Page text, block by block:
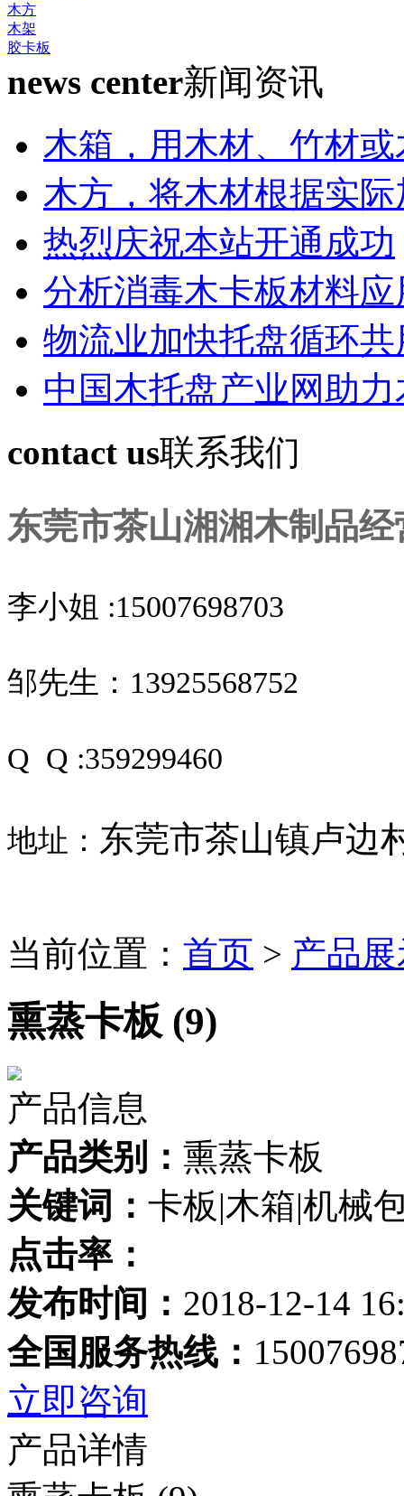
木方
木架
胶卡板
news center新闻资讯
木箱，用木材、竹材
木方，将木材根据实
热烈庆祝本站开通成功
分析消毒木卡板材料
物流业加快托盘循环
中国木托盘产业网助
contact us联系我们
东莞市茶山湘湘木制品经
李小姐 :15007698703
邹先生：13925568752
Q Q :359299460
地址： 东莞市茶山镇卢边
当前位置： 首页 > 产品
熏蒸卡板 (9)
产品信息
产品类别： 熏蒸卡板
关键词： 卡板|木箱|机械
点击率：
发布时间： 2018-12-14
全国服务热线：
立即咨询
产品详情